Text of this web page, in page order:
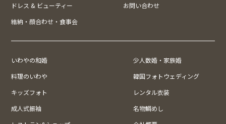
ドレス & ビューティー
お問い合わせ
結納・顔合わせ・食事会
いわやの和婚
少人数婚・家族婚
料理のいわや
韓国フォトウェディング
キッズフォト
レンタル衣装
成人式振袖
名物鯛めし